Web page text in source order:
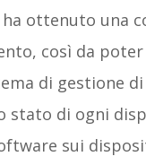
ottenuto una
così da
di gestione
di ogni
sui